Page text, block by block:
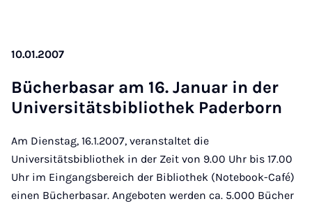
10.01.2007
Bü­cher­ba­sar am 16. Ja­nu­ar in der
Uni­ver­si­täts­bi­blio­thek Pa­der­born
Am Dienstag, 16.1.2007, veranstaltet die
Universitätsbibliothek in der Zeit von 9.00 Uhr bis 17.00
Uhr im Eingangsbereich der Bibliothek (Notebook-Café)
einen Bücherbasar. Angeboten werden ca. 5.000 Bücher